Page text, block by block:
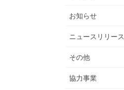
お知らせ
ニュースリリース
その他
協力事業